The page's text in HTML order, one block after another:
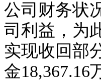
公司财务状
司利益 ， 为
实现收回部
金18,367.16